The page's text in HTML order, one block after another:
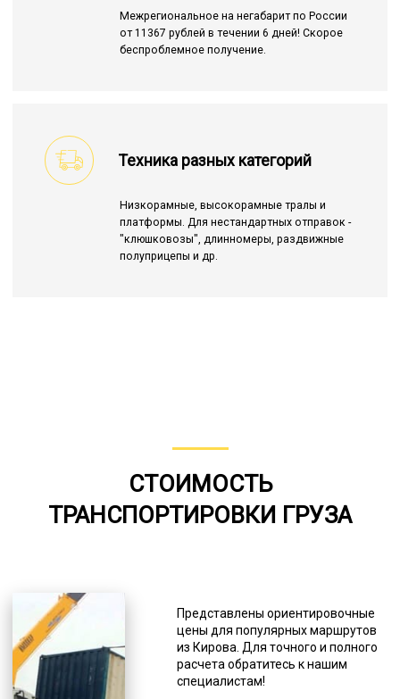
Межрегиональное на негабарит по России
от 11367 рублей в течении 6 дней! Скорое
беспроблемное получение.
Техника разных категорий
Низкорамные, высокорамные тралы и
платформы. Для нестандартных отправок -
"клюшковозы", длинномеры, раздвижные
полуприцепы и др.
СТОИМОСТЬ
ТРАНСПОРТИРОВКИ ГРУЗА
Представлены ориентировочные
цены для популярных маршрутов
из Кирова. Для точного и полного
расчета обратитесь к нашим
специалистам!